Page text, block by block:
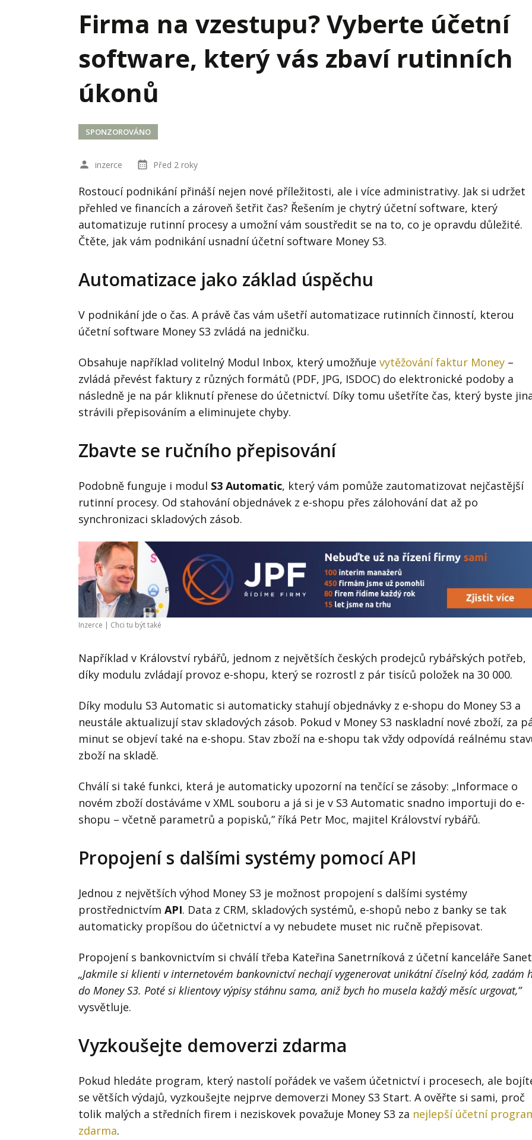
Interim management
Konkurenceschopnost firmy
Krizové řízení firmy
Management firmy
Projektové řízení
Předání firmy nástupci
Vzdělávání manažerů
Zaměstnanecké akcie
Firma na vzestupu? Vyberte účetní
software, který vás zbaví rutinních
úkonů
SPONZOROVÁNO
inzerce Před 2 roky
Rostoucí podnikání přináší nejen nové příležitosti, ale i více administrativy. Jak si udržet
přehled ve financích a zároveň šetřit čas? Řešením je chytrý účetní software, který
automatizuje rutinní procesy a umožní vám soustředit se na to, co je opravdu důležité.
Čtěte, jak vám podnikání usnadní účetní software Money S3.
Automatizace jako základ úspěchu
V podnikání jde o čas. A právě čas vám ušetří automatizace rutinních činností, kterou
účetní software Money S3 zvládá na jedničku.
Obsahuje například volitelný Modul Inbox, který umožňuje vytěžování faktur Money –
zvládá převést faktury z různých formátů (PDF, JPG, ISDOC) do elektronické podoby a
následně je na pár kliknutí přenese do účetnictví. Díky tomu ušetříte čas, který byste
strávili přepisováním a eliminujete chyby.
Zbavte se ručního přepisování
Podobně funguje i modul S3 Automatic, který vám pomůže zautomatizovat nejčastější
rutinní procesy. Od stahování objednávek z e-shopu přes zálohování dat až po
synchronizaci skladových zásob.
Inzerce | Chci tu být také
Například v Království rybářů, jednom z největších českých prodejců rybářských potřeb,
díky modulu zvládají provoz e-shopu, který se rozrostl z pár tisíců položek na 30 000.
Díky modulu S3 Automatic si automaticky stahují objednávky z e-shopu do Money S3 a
neustále aktualizují stav skladových zásob. Pokud v Money S3 naskladní nové zboží, za
minut se objeví také na e-shopu. Stav zboží na e-shopu tak vždy odpovídá reálnému
zboží na skladě.
Chválí si také funkci, která je automaticky upozorní na tenčící se zásoby: „Informace o
novém zboží dostáváme v XML souboru a já si je v S3 Automatic snadno importuji do e-
shopu – včetně parametrů a popisků,” říká Petr Moc, majitel Království rybářů.
Propojení s dalšími systémy pomocí API
Jednou z největších výhod Money S3 je možnost propojení s dalšími systémy
prostřednictvím API. Data z CRM, skladových systémů, e-shopů nebo z banky se tak
automaticky propíšou do účetnictví a vy nebudete muset nic ručně přepisovat.
Propojení s bankovnictvím si chválí třeba Kateřina Sanetrníková z účetní kanceláře
„Jakmile si klienti v internetovém bankovnictví nechají vygenerovat unikátní číselný kód, zadám
do Money S3. Poté si klientovy výpisy stáhnu sama, aniž bych ho musela každý měsíc urgovat,”
vysvětluje.
Vyzkoušejte demoverzi zdarma
Pokud hledáte program, který nastolí pořádek ve vašem účetnictví i procesech, ale
se větších výdajů, vyzkoušejte nejprve demoverzi Money S3 Start. A ověřte si sami, proč
tolik malých a středních firem i neziskovek považuje Money S3 za nejlepší účetní
zdarma.